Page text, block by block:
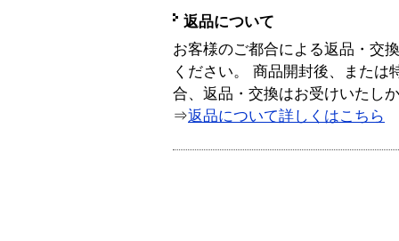
返品について
お客様のご都合による返品・交
ください。 商品開封後、または
合、返品・交換はお受けいたし
⇒返品について詳しくはこちら